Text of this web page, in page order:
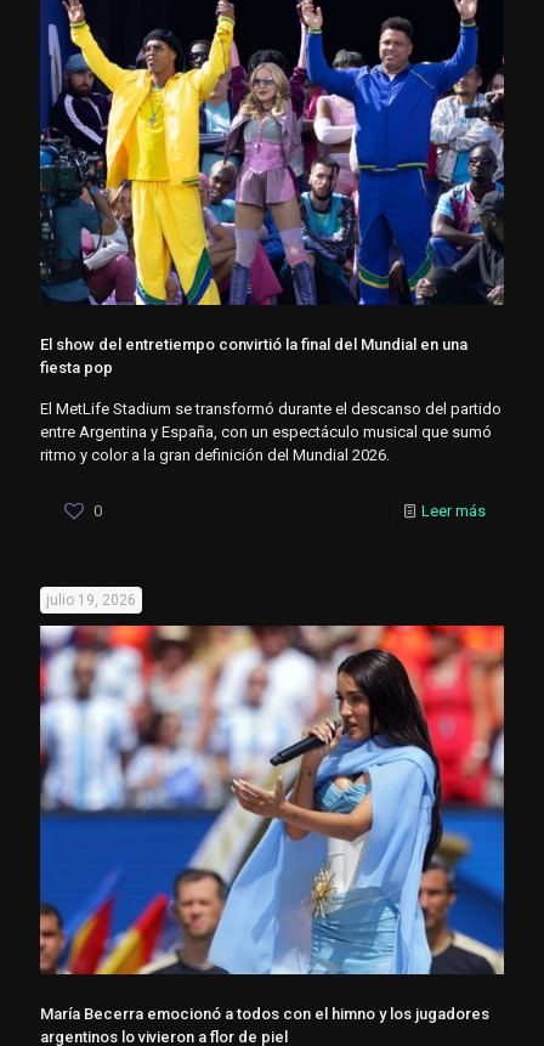
El show del entretiempo convirtió la final del Mundial en una
fiesta pop
El MetLife Stadium se transformó durante el descanso del partido
entre Argentina y España, con un espectáculo musical que sumó
ritmo y color a la gran definición del Mundial 2026.
0 Leer más
julio 19, 2026
María Becerra emocionó a todos con el himno y los jugadores
argentinos lo vivieron a flor de piel